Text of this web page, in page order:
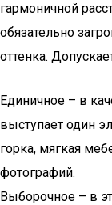
гармоничной
обязательно
оттенка.
Единичное – в
выступает один
горка, мягкая
фотографий.
Выборочное – в